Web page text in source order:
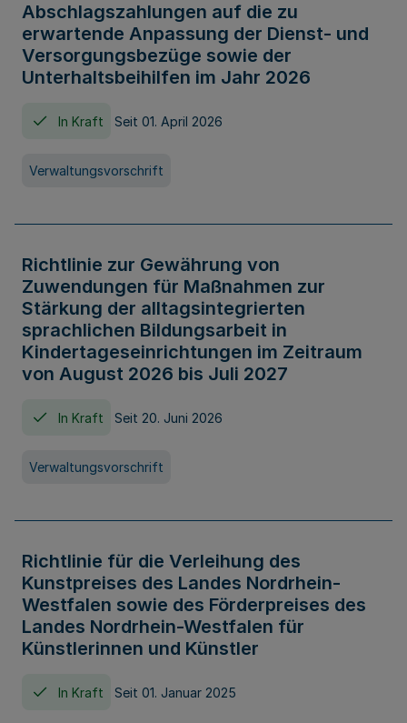
Abschlagszahlungen auf die zu
erwartende Anpassung der Dienst- und
Versorgungsbezüge sowie der
Unterhaltsbeihilfen im Jahr 2026
In Kraft Seit 01. April 2026
Verwaltungsvorschrift
Richtlinie zur Gewährung von
Zuwendungen für Maßnahmen zur
Stärkung der alltagsintegrierten
sprachlichen Bildungsarbeit in
Kindertageseinrichtungen im Zeitraum
von August 2026 bis Juli 2027
In Kraft Seit 20. Juni 2026
Verwaltungsvorschrift
Richtlinie für die Verleihung des
Kunstpreises des Landes Nordrhein-
Westfalen sowie des Förderpreises des
Landes Nordrhein-Westfalen für
Künstlerinnen und Künstler
In Kraft Seit 01. Januar 2025